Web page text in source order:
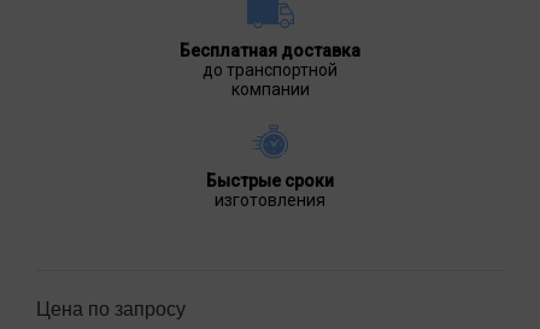
Бесплатная доставка
до транспортной
компании
Быстрые сроки
изготовления
Цена по запросу